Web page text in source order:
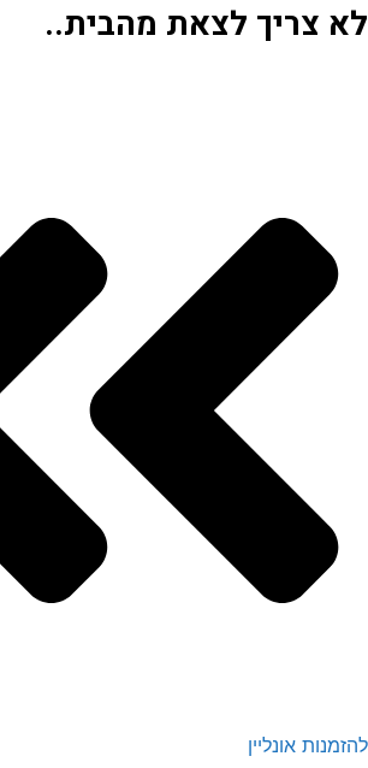
לא צריך לצאת מהבית..
להזמנות אונליין